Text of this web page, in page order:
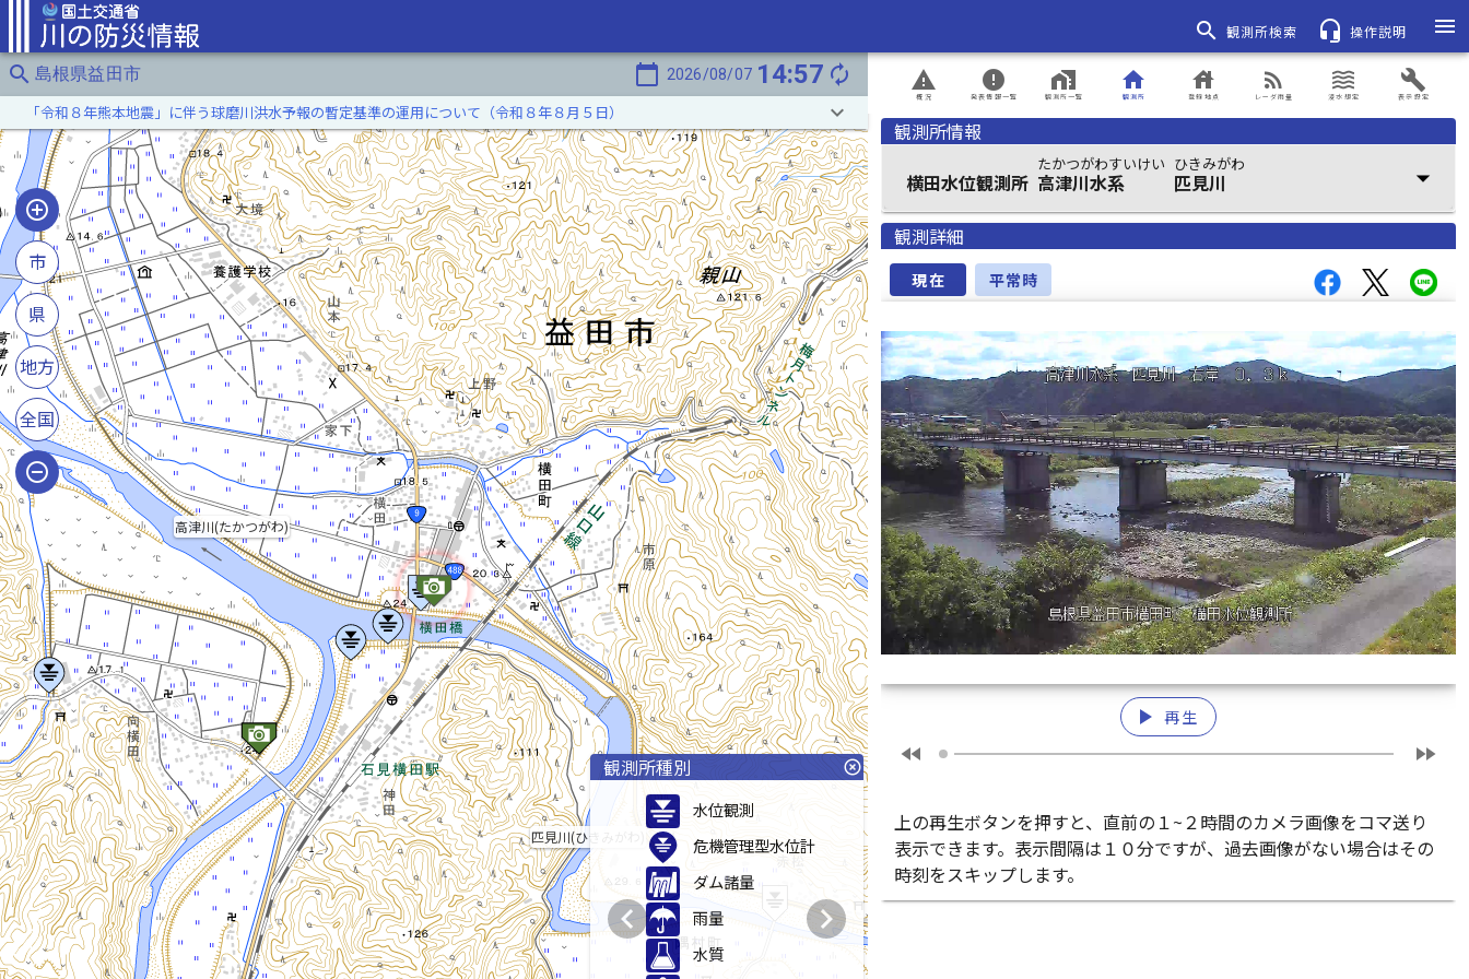
search 観測所検索 headset_mic 操作説明
menu
search 島根県益田市 calendar_today 2026/08/07 14:57 autorenew
高津川(たかつがわ)
匹見川(ひきみがわ)
「令和８年熊本地震」に伴う球磨川洪水予報の暫定基準の運用について（令和８年８月５日） keyboard_arrow_down
市
県
地方
全国
観測所種別 highlight_off
水位観測
危機管理型水位計
ダム諸量
雨量
水質
chevron_left chevron_right
概況
report_problem
発表情報一覧
error
観測所一覧
home_work
観測所
home
登録地点
house
レーダ雨量
rss_feed
浸水想定
waves
表示設定
build
観測所情報
横田水位観測所
たかつがわすいけい
高津川水系
ひきみがわ
匹見川 arrow_drop_down
観測詳細
現在 平常時
play_arrow 再生
fast_rewind fast_forward
上の再生ボタンを押すと、直前の１~２時間のカメラ画像をコマ送り
表示できます。表示間隔は１０分ですが、過去画像がない場合はその
時刻をスキップします。